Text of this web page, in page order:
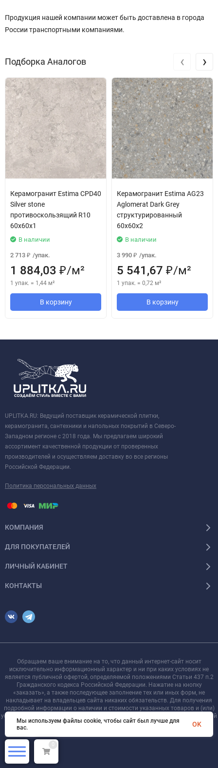
Продукция нашей компании может быть доставлена в города
России транспортными компаниями.
Подборка Аналогов
Керамогранит Estima CPD40
Silver stone
противоскользящий R10
60x60x1
В наличии
2 713 ₽ /упак.
1 884,03 ₽/м²
1 упак. = 1,44 м²
В корзину
Керамогранит Estima AG23
Aglomerat Dark Grey
структурированный
60x60x2
В наличии
3 990 ₽ /упак.
5 541,67 ₽/м²
1 упак. = 0,72 м²
В корзину
‹ ›
UPLITKA.RU: Ведущий поставщик керамической плитки,
керамогранита, сантехники и напольных покрытий в Северо-
Западном регионе с 2018 года. Мы предлагаем широкий
ассортимент качественной продукции от проверенных
производителей и осуществляем доставку во все регионы
Российской Федерации.
Политика персональных данных
КОМПАНИЯ
ДЛЯ ПОКУПАТЕЛЕЙ
ЛИЧНЫЙ КАБИНЕТ
КОНТАКТЫ
Обращаем ваше внимание на то, что данный интернет-сайт носит
исключительно информационный характер и ни при каких условиях не
является публичной офертой, определяемой положениями Статьи 437 п.2
Гражданского кодекса Российской Федерации. Нажатие на кнопку
«заказать», а также последующее заполнение тех или иных форм, не
накладывает на владельцев сайта никаких обязательств. Для получения
подробной информации о наличии и стоимости указанных товаров и (или)
услуг, пожалуйста, обращайтесь к менеджеру сайта с помощью специальной
формы связи или по телефону +7 921 755-09-90
0
Мы используем файлы cookie, чтобы сайт был лучше для
вас.
OK